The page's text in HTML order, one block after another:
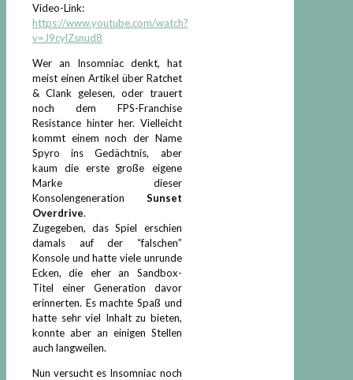
Video-Link:
https://www.youtube.com/watch?
v=J9cylZsnud8
Wer an Insomniac denkt, hat
meist einen Artikel über Ratchet
& Clank gelesen, oder trauert
noch dem FPS-Franchise
Resistance hinter her. Vielleicht
kommt einem noch der Name
Spyro ins Gedächtnis, aber
kaum die erste große eigene
Marke dieser
Konsolengeneration Sunset
Overdrive.
Zugegeben, das Spiel erschien
damals auf der “falschen”
Konsole und hatte viele unrunde
Ecken, die eher an Sandbox-
Titel einer Generation davor
erinnerten. Es machte Spaß und
hatte sehr viel Inhalt zu bieten,
konnte aber an einigen Stellen
auch langweilen.
Nun versucht es Insomniac noch